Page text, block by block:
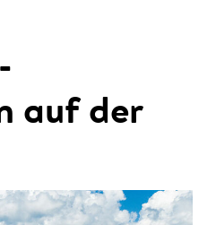
auf der